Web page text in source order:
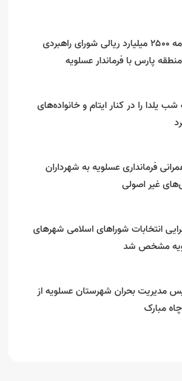
امضای تفاهم‌نامه ۲۵۰۰ میلیارد ریالی شورای راهبردی
پارس با فرماندار عسلویه
شب یلدا را در کنار ایتام و خانواده‌های
فرمانداری عسلویه به شهرداران
غیر اصولی
انتخابات شوراهای اسلامی شهرهای
مشخص شد
مدیریت بحران شهرستان عسلویه از
مبارک